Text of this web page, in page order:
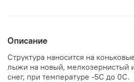
Описание
Структура наносится на
лыжи на новый, мелкозернистый
снег, при температуре -5С до 0С.